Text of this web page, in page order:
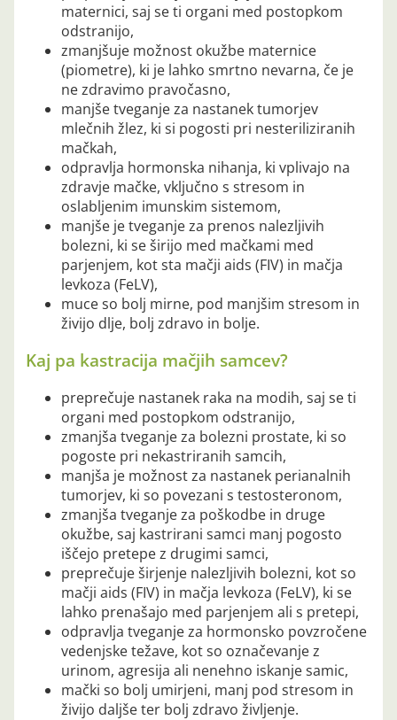
maternici, saj se ti organi med postopkom
odstranijo,
zmanjšuje možnost okužbe maternice
(piometre), ki je lahko smrtno nevarna, če je
ne zdravimo pravočasno,
manjše tveganje za nastanek tumorjev
mlečnih žlez, ki si pogosti pri nesteriliziranih
mačkah,
odpravlja hormonska nihanja, ki vplivajo na
zdravje mačke, vključno s stresom in
oslabljenim imunskim sistemom,
manjše je tveganje za prenos nalezljivih
bolezni, ki se širijo med mačkami med
parjenjem, kot sta mačji aids (FIV) in mačja
levkoza (FeLV),
muce so bolj mirne, pod manjšim stresom in
živijo dlje, bolj zdravo in bolje.
Kaj pa kastracija mačjih samcev?
preprečuje nastanek raka na modih, saj se ti
organi med postopkom odstranijo,
zmanjša tveganje za bolezni prostate, ki so
pogoste pri nekastriranih samcih,
manjša je možnost za nastanek perianalnih
tumorjev, ki so povezani s testosteronom,
zmanjša tveganje za poškodbe in druge
okužbe, saj kastrirani samci manj pogosto
iščejo pretepe z drugimi samci,
preprečuje širjenje nalezljivih bolezni, kot so
mačji aids (FIV) in mačja levkoza (FeLV), ki se
lahko prenašajo med parjenjem ali s pretepi,
odpravlja tveganje za hormonsko povzročene
vedenjske težave, kot so označevanje z
urinom, agresija ali nenehno iskanje samic,
mački so bolj umirjeni, manj pod stresom in
živijo daljše ter bolj zdravo življenje.